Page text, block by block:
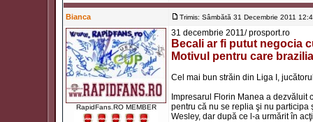
Bianca Trimis: Sâmbătă 31 Decembrie 2011
RapidFans.RO MEMBER
31 decembrie 2011/ prosport.ro
Becali ar fi putut negocia
Motivul pentru care
Cel mai bun străin din Liga I,
Impresarul Florin Manea a dezvăluit
pentru că nu se replia şi nu participa
Wesley, dar după ce l-a urmărit în